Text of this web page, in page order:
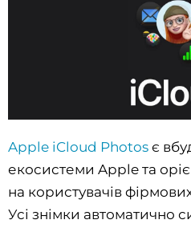
Apple iCloud Photos є
екосистеми Apple та
на користувачів
Усі знімки автоматично